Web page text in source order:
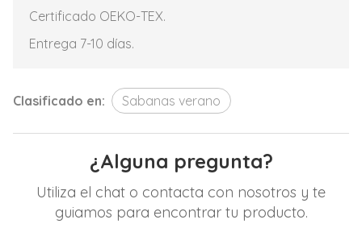
Certificado OEKO-TEX.
Entrega 7-10 días.
Clasificado en: Sabanas verano
¿Alguna pregunta?
Utiliza el chat o contacta con nosotros y te
guiamos para encontrar tu producto.